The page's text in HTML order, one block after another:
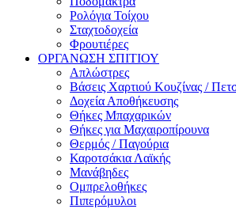
Ρολόγια Τοίχου
Σταχτοδοχεία
Φρουτιέρες
ΟΡΓΑΝΩΣΗ ΣΠΙΤΙΟΥ
Απλώστρες
Βάσεις Χαρτιού Κουζίνας /
Δοχεία Αποθήκευσης
Θήκες Μπαχαρικών
Θήκες για Μαχαιροπίρουνα
Θερμός / Παγούρια
Καροτσάκια Λαϊκής
Μανάβηδες
Ομπρελοθήκες
Πιπερόμυλοι